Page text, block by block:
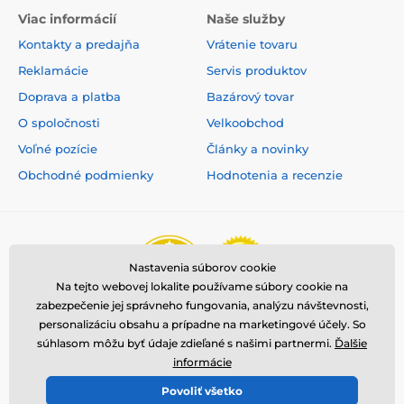
výcvik psa. Reedog DF-213 2v1 je ideálnou voľbou na
použitie v mestskom aj lesnom prostredí, kde sú
horšie podmienky a dosah môže byť znížený.
Vysielač aj prijímač Reedog DF-213 2v1 sú
vybavené dobíjateľnou a vymeniteľnou
lítium-iónovou batériou s kapacitou 550
môžete kedykoľvek dobiť pomocou duálnej sieťovej
Počet psov
Vysielačku Reedog DF-213 2v1 možno
používať na ovládanie viacerých psov
súčasne bez straty funkcií. Pridaním
Viac informácií
Kontakty a predajňa
Reklamácie
Doprava a platba
O spoločnosti
Voľné pozície
Obchodné podmienky
Naše služby
Vrátenie tovaru
Servis produktov
Bazárový tovar
Velkoobchod
Články a novinky
Hodnotenia a recenzie
© 2026 www.reedog.sk ⦁ E-shop vytvorila
Nastavenia súborov cookie
Na tejto webovej lokalite používame súbory cookie na
zabezpečenie jej správneho fungovania, analýzu návštevnosti,
personalizáciu obsahu a prípadne na marketingové účely. So
súhlasom môžu byť údaje zdieľané s našimi partnermi. Ďalšie
informácie
Povoliť všetko